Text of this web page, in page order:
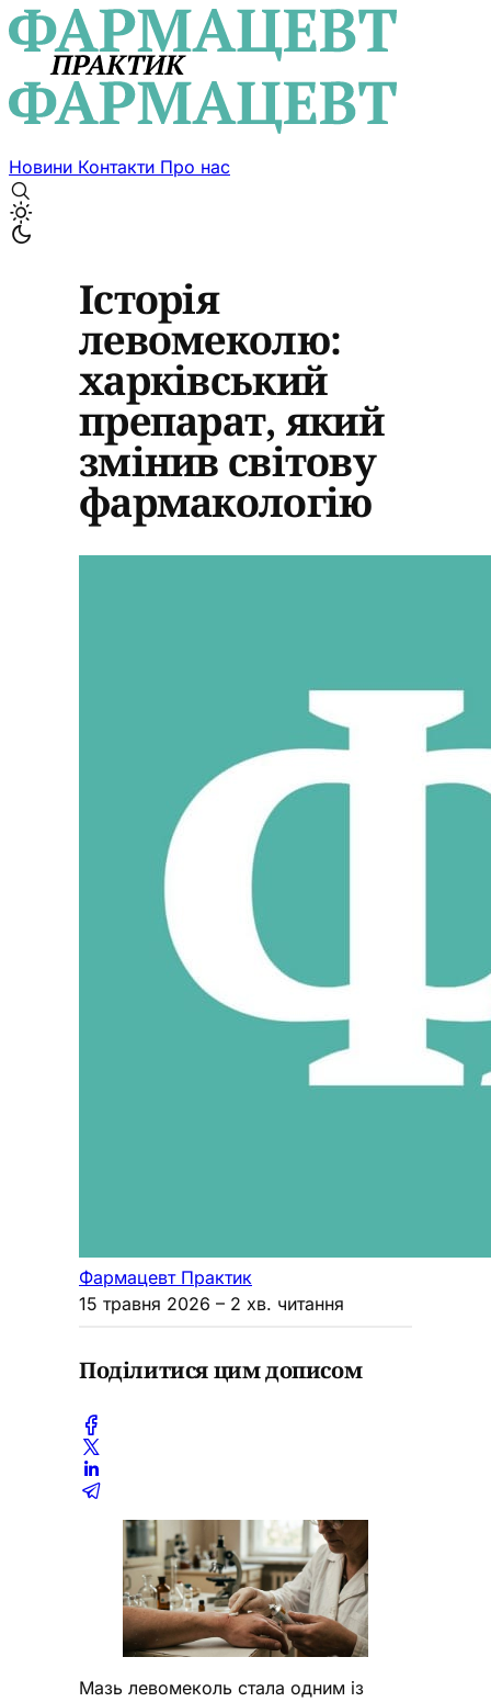
Новини Контакти Про нас
Історія
левомеколю:
харківський
препарат, який
змінив світову
фармакологію
Фармацевт Практик
15 травня 2026 – 2 хв. читання
Поділитися цим дописом
Мазь левомеколь стала одним із